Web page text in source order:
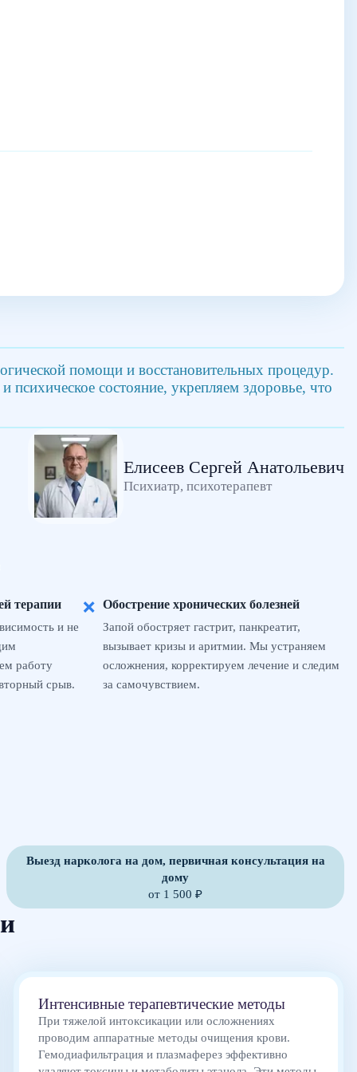
помощи и восстановительных процедур.
состояние, укрепляем здоровье, что
Елисеев Сергей Анатольевич
Психиатр, психотерапевт
терапии
и не
работу
срыв.
❌ Обострение хронических болезней
Запой обостряет гастрит, панкреатит,
вызывает кризы и аритмии. Мы устраняем
осложнения, корректируем лечение и следим
за самочувствием.
Выезд нарколога на дом, первичная консультация на
дому
от 1 500 ₽
Интенсивные терапевтические методы
При тяжелой интоксикации или осложнениях
проводим аппаратные методы очищения крови.
Гемодиафильтрация и плазмаферез эффективно